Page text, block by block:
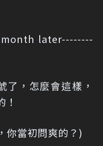
later--------
了，怎麼會這樣，
你當初問爽的？)